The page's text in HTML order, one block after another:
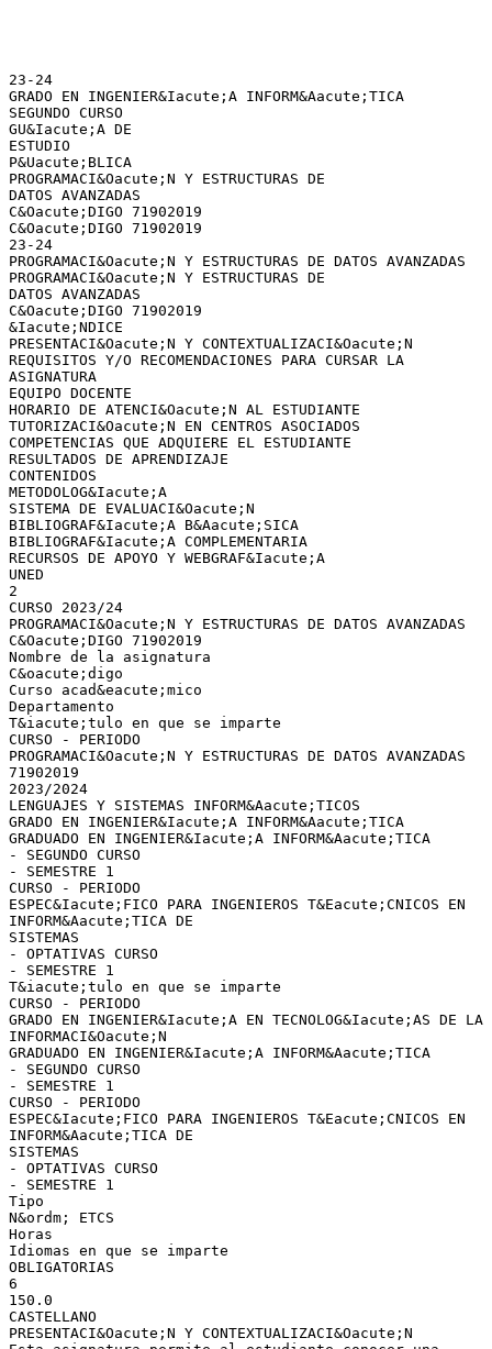
23-24
GRADO EN INGENIER&Iacute;A INFORM&Aacute;TICA
SEGUNDO CURSO
GU&Iacute;A DE
ESTUDIO
P&Uacute;BLICA
PROGRAMACI&Oacute;N Y ESTRUCTURAS DE
DATOS AVANZADAS
C&Oacute;DIGO 71902019
C&Oacute;DIGO 71902019
23-24
PROGRAMACI&Oacute;N Y ESTRUCTURAS DE DATOS AVANZADAS
PROGRAMACI&Oacute;N Y ESTRUCTURAS DE
DATOS AVANZADAS
C&Oacute;DIGO 71902019
&Iacute;NDICE
PRESENTACI&Oacute;N Y CONTEXTUALIZACI&Oacute;N
REQUISITOS Y/O RECOMENDACIONES PARA CURSAR LA
ASIGNATURA
EQUIPO DOCENTE
HORARIO DE ATENCI&Oacute;N AL ESTUDIANTE
TUTORIZACI&Oacute;N EN CENTROS ASOCIADOS
COMPETENCIAS QUE ADQUIERE EL ESTUDIANTE
RESULTADOS DE APRENDIZAJE
CONTENIDOS
METODOLOG&Iacute;A
SISTEMA DE EVALUACI&Oacute;N
BIBLIOGRAF&Iacute;A B&Aacute;SICA
BIBLIOGRAF&Iacute;A COMPLEMENTARIA
RECURSOS DE APOYO Y WEBGRAF&Iacute;A
UNED
2
CURSO 2023/24
PROGRAMACI&Oacute;N Y ESTRUCTURAS DE DATOS AVANZADAS
C&Oacute;DIGO 71902019
Nombre de la asignatura
C&oacute;digo
Curso acad&eacute;mico
Departamento
T&iacute;tulo en que se imparte
CURSO - PERIODO
PROGRAMACI&Oacute;N Y ESTRUCTURAS DE DATOS AVANZADAS
71902019
2023/2024
LENGUAJES Y SISTEMAS INFORM&Aacute;TICOS
GRADO EN INGENIER&Iacute;A INFORM&Aacute;TICA
GRADUADO EN INGENIER&Iacute;A INFORM&Aacute;TICA
- SEGUNDO CURSO
- SEMESTRE 1
CURSO - PERIODO
ESPEC&Iacute;FICO PARA INGENIEROS T&Eacute;CNICOS EN
INFORM&Aacute;TICA DE
SISTEMAS
- OPTATIVAS CURSO
- SEMESTRE 1
T&iacute;tulo en que se imparte
CURSO - PERIODO
GRADO EN INGENIER&Iacute;A EN TECNOLOG&Iacute;AS DE LA
INFORMACI&Oacute;N
GRADUADO EN INGENIER&Iacute;A INFORM&Aacute;TICA
- SEGUNDO CURSO
- SEMESTRE 1
CURSO - PERIODO
ESPEC&Iacute;FICO PARA INGENIEROS T&Eacute;CNICOS EN
INFORM&Aacute;TICA DE
SISTEMAS
- OPTATIVAS CURSO
- SEMESTRE 1
Tipo
N&ordm; ETCS
Horas
Idiomas en que se imparte
OBLIGATORIAS
6
150.0
CASTELLANO
PRESENTACI&Oacute;N Y CONTEXTUALIZACI&Oacute;N